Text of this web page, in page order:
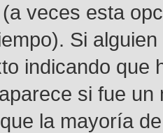
veces esta
Si
indicando que
si fue
la mayoría